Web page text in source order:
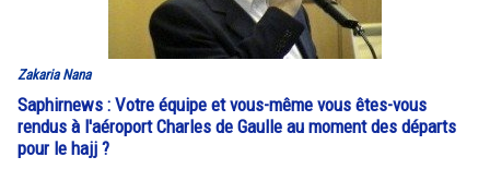
Zakaria Nana
Saphirnews : Votre équipe et vous-même vous êtes-vous
rendus à l'aéroport Charles de Gaulle au moment des départs
pour le hajj ?